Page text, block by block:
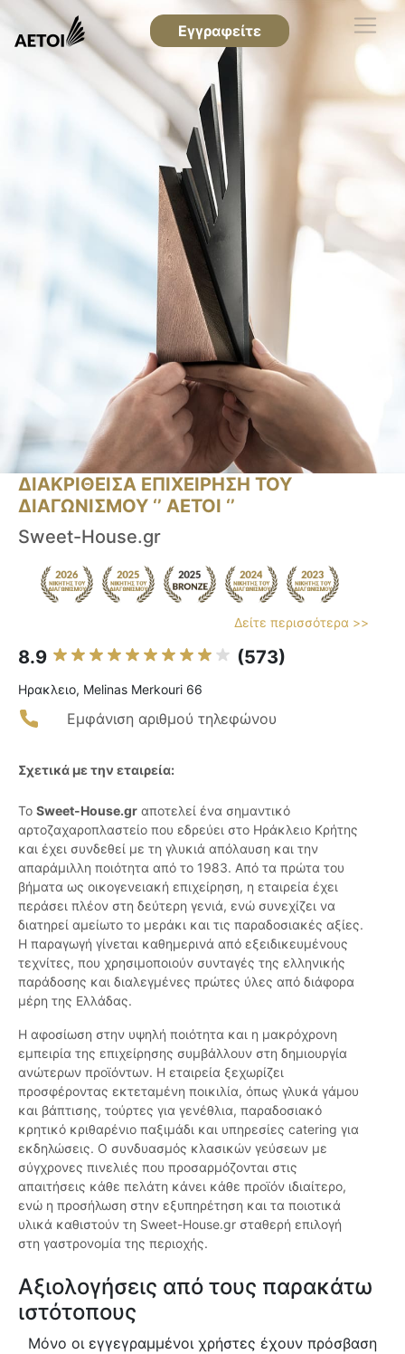
Εγγραφείτε
ΔΙΑΚΡΙΘΕΙΣΑ ΕΠΙΧΕΙΡΗΣΗ ΤΟΥ
ΔΙΑΓΩΝΙΣΜΟΥ ‘’ ΑΕΤΟΙ ‘’
Sweet-House.gr
Δείτε περισσότερα >>
8.9 (573)
Ηρακλειο, Melinas Merkouri 66
Εμφάνιση αριθμού τηλεφώνου
Σχετικά με την εταιρεία:
Το Sweet-House.gr αποτελεί ένα σημαντικό
αρτοζαχαροπλαστείο που εδρεύει στο Ηράκλειο Κρήτης
και έχει συνδεθεί με τη γλυκιά απόλαυση και την
απαράμιλλη ποιότητα από το 1983. Από τα πρώτα του
βήματα ως οικογενειακή επιχείρηση, η εταιρεία έχει
περάσει πλέον στη δεύτερη γενιά, ενώ συνεχίζει να
διατηρεί αμείωτο το μεράκι και τις παραδοσιακές αξίες.
Η παραγωγή γίνεται καθημερινά από εξειδικευμένους
τεχνίτες, που χρησιμοποιούν συνταγές της ελληνικής
παράδοσης και διαλεγμένες πρώτες ύλες από διάφορα
μέρη της Ελλάδας.
Η αφοσίωση στην υψηλή ποιότητα και η μακρόχρονη
εμπειρία της επιχείρησης συμβάλλουν στη δημιουργία
ανώτερων προϊόντων. H εταιρεία ξεχωρίζει
προσφέροντας εκτεταμένη ποικιλία, όπως γλυκά γάμου
και βάπτισης, τούρτες για γενέθλια, παραδοσιακό
κρητικό κριθαρένιο παξιμάδι και υπηρεσίες catering για
εκδηλώσεις. Ο συνδυασμός κλασικών γεύσεων με
σύγχρονες πινελιές που προσαρμόζονται στις
απαιτήσεις κάθε πελάτη κάνει κάθε προϊόν ιδιαίτερο,
ενώ η προσήλωση στην εξυπηρέτηση και τα ποιοτικά
υλικά καθιστούν τη Sweet-House.gr σταθερή επιλογή
στη γαστρονομία της περιοχής.
Αξιολογήσεις από τους παρακάτω
ιστότοπους
Μόνο οι εγγεγραμμένοι χρήστες έχουν πρόσβαση